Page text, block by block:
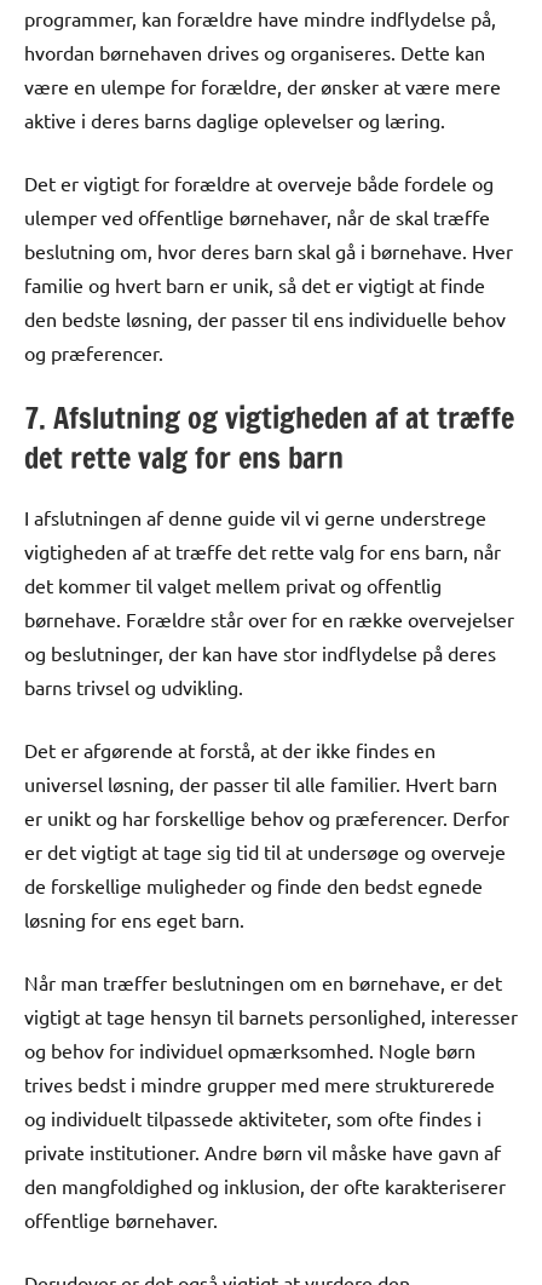
programmer, kan forældre have mindre indflydelse på,
hvordan børnehaven drives og organiseres. Dette kan
være en ulempe for forældre, der ønsker at være mere
aktive i deres barns daglige oplevelser og læring.
Det er vigtigt for forældre at overveje både fordele og
ulemper ved offentlige børnehaver, når de skal træffe
beslutning om, hvor deres barn skal gå i børnehave. Hver
familie og hvert barn er unik, så det er vigtigt at finde
den bedste løsning, der passer til ens individuelle behov
og præferencer.
7. Afslutning og vigtigheden af at træffe
det rette valg for ens barn
I afslutningen af denne guide vil vi gerne understrege
vigtigheden af at træffe det rette valg for ens barn, når
det kommer til valget mellem privat og offentlig
børnehave. Forældre står over for en række overvejelser
og beslutninger, der kan have stor indflydelse på deres
barns trivsel og udvikling.
Det er afgørende at forstå, at der ikke findes en
universel løsning, der passer til alle familier. Hvert barn
er unikt og har forskellige behov og præferencer. Derfor
er det vigtigt at tage sig tid til at undersøge og overveje
de forskellige muligheder og finde den bedst egnede
løsning for ens eget barn.
Når man træffer beslutningen om en børnehave, er det
vigtigt at tage hensyn til barnets personlighed, interesser
og behov for individuel opmærksomhed. Nogle børn
trives bedst i mindre grupper med mere strukturerede
og individuelt tilpassede aktiviteter, som ofte findes i
private institutioner. Andre børn vil måske have gavn af
den mangfoldighed og inklusion, der ofte karakteriserer
offentlige børnehaver.